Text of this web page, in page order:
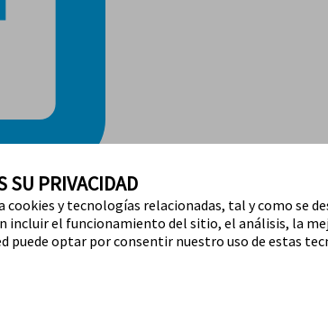
SU PRIVACIDAD
y tecnologías relacionadas, tal y como se
incluir el funcionamiento del sitio, el análisis, la
puede optar por consentir nuestro uso de estas